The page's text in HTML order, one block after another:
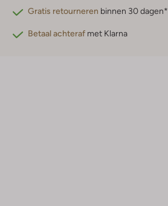
Gratis retourneren binnen 30 dagen*
Betaal achteraf met Klarna